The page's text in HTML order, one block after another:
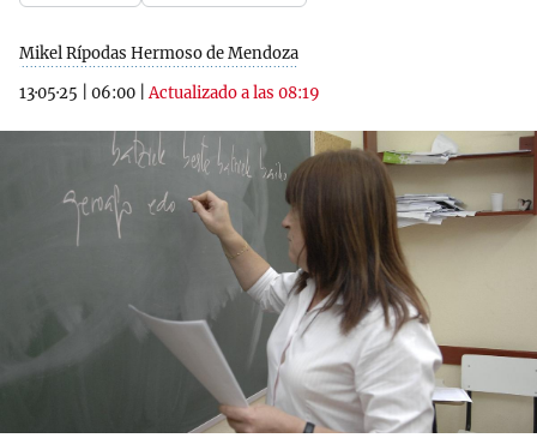
Mikel Rípodas Hermoso de Mendoza
13·05·25
06:00 |Actualizado a las 08:19